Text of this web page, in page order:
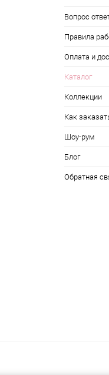
Вопрос
Правила
Оплата и
Каталог
Коллекции
Как
Шоу-рум
Блог
Обратная